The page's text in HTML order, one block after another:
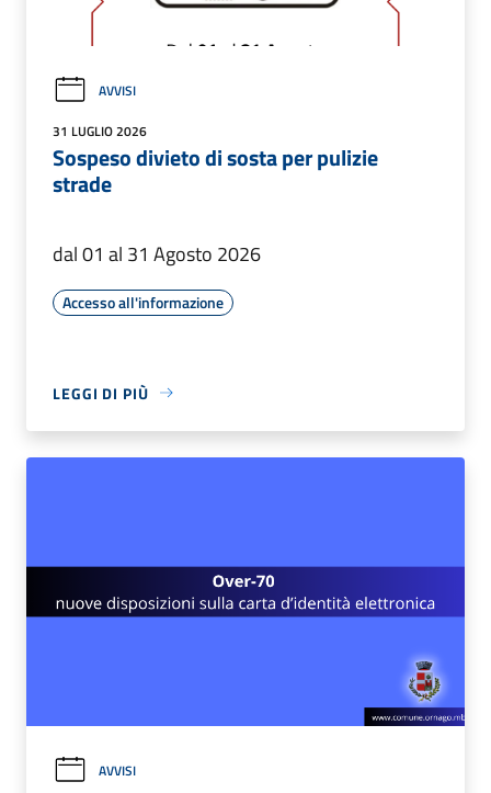
AVVISI
31 LUGLIO 2026
Sospeso divieto di sosta per pulizie
strade
dal 01 al 31 Agosto 2026
Accesso all'informazione
LEGGI DI PIÙ
AVVISI